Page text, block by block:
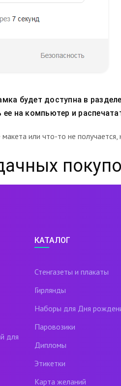
будет доступна в разделе
ее на компьютер и
или что-то не
для
КАТАЛОГ
Стенгазеты и плакаты
Гирлянды
Наборы для Дня
Паровозики
Дипломы
Этикетки
Карта желаний